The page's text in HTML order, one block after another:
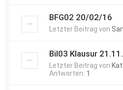
BFG02 20/02/16
Letzter Beitrag von
Bil03 Klausur
Letzter Beitrag von
Antworten: 1